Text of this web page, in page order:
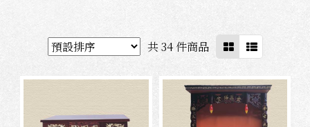
共 34 件商品